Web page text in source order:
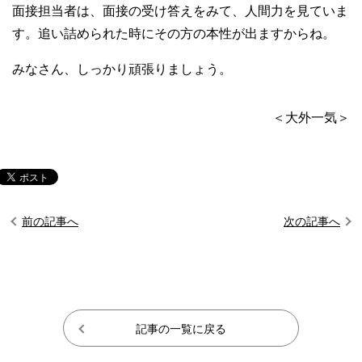
面接担当者は、面接の受け答えをみて、人間力を見ていま
す。追い詰められた時にその方の本性が出ますからね。
みなさん、しっかり頑張りましょう。
＜大外一気＞
前の記事へ 次の記事へ
記事の一覧に戻る